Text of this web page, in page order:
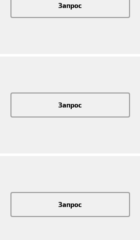
Запрос
Запрос
Запрос